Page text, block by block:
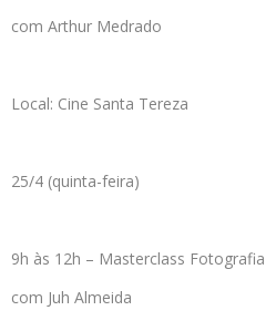
com Arthur Medrado
Local: Cine Santa Tereza
25/4 (quinta-feira)
9h às 12h – Masterclass Fotografia
com Juh Almeida